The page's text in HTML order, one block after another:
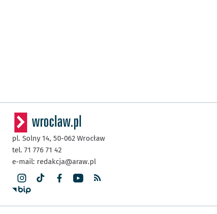
pl. Solny 14, 50-062 Wrocław
tel. 71 776 71 42
e-mail: redakcja@araw.pl